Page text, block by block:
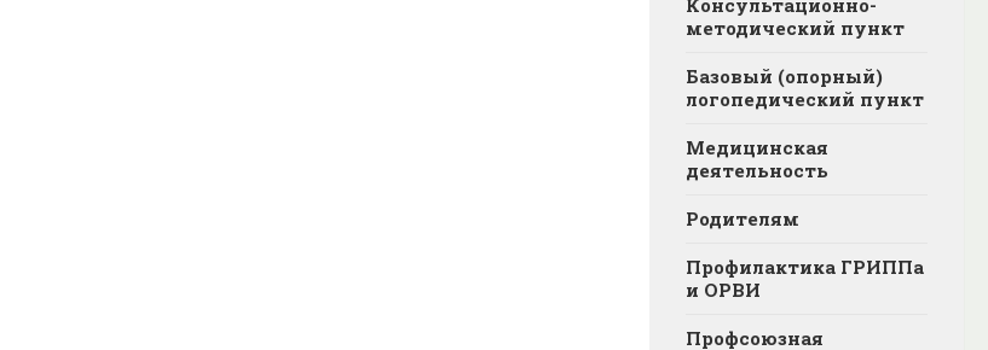
Консультационно-
методический пункт
Базовый (опорный)
логопедический пункт
Медицинская
деятельность
Родителям
Профилактика ГРИППа
и ОРВИ
Профсоюзная